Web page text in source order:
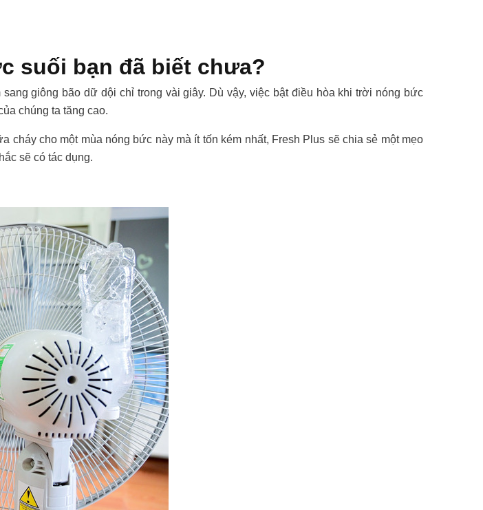
suối bạn đã biết chưa?
giông bão dữ dội chỉ trong vài giây. Dù vậy, việc bật điều hòa khi trời nóng bức
chúng ta tăng cao.
cho một mùa nóng bức này mà ít tốn kém nhất, Fresh Plus sẽ chia sẻ một mẹo
sẽ có tác dụng.